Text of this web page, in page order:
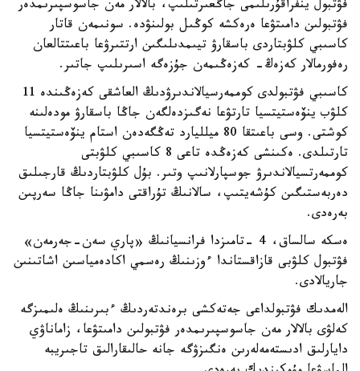
فۋتبول ينفراقۇرىلىمى جاڭعىرتىلىپ، بالالار مەن جاسوسپىرىمدەر
فۋتبولىن دامىتۋعا ەرەكشە كوڭىل بولىنۋدە. سونىمەن قاتار
كاسىبي كلۋبتاردى باسقارۋ تيىمدىلىگىن ارتتىرۋعا باعىتتالعان
رەفورمالار كەزەڭ- كەزەڭىمەن جۇزەگە اسىرىلىپ جاتىر.
كاسىبي فۋتبولدى كوممەرسيالاندىرۋدىڭ العاشقى كەزەڭىندە 11
كلۋب ينۆەستيتسيا تارتۋعا نەگىزدەلگەن جاڭا باسقارۋ مودەلىنە
كوشتى. وسى باعىتقا 80 ميلليارد تەڭگەدەن استام ينۆەستيتسيا
تارتىلدى. ەكىنشى كەزەڭدە تاعى 8 كاسىبي كلۋبتى
كوممەرتسيالاندىرۋ جوسپارلانىپ وتىر. بۇل كلۋبتاردىڭ قارجىلىق
دەربەستىگىن كۇشەيتىپ، سالانىڭ تۇراقتى دامۋىنا جاڭا سەرپىن
بەرەدى.
ەسكە سالساق، 4 -تامىزدا فرانسيانىڭ «پاري سەن-جەرمەن»
فۋتبول كلۋبى قازاقستاندا ءوزىنىڭ رەسمي اكادەمياسىن اشاتىنىن
جاريالادى.
الەمدىك فۋتبولداعى جەتەكشى برەندتەردىڭ ءبىرىنىڭ ەلىمىزگە
كەلۋى بالالار مەن جاسوسپىرىمدەر فۋتبولىن دامىتۋعا، زاماناۋي
دايارلىق ادىستەمەلەرىن ەنگىزۋگە جانە حالىقارالىق تاجىريبە